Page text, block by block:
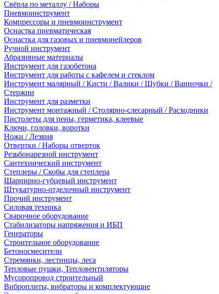
Свёрла по металлу / Наборы
Пневмоинструмент
Компрессоры и пневмоинструмент
Оснастка пневматическая
Оснастка для газовых и пневмонейлеров
Ручной инструмент
Абразивные материалы
Инструмент для газобетона
Инструмент для работы с кафелем и стеклом
Инструмент малярный / Кисти / Валики / Шубки / Ванночки /
Стержни
Инструмент для разметки
Инструмент монтажный / Столярно-слесарный / Расходники
Пистолеты для пены, герметика, клеевые
Ключи, головки, воротки
Ножи / Лезвия
Отвертки / Наборы отверток
Резьбонарезной инструмент
Сантехнический инструмент
Степлеры / Скобы для степлера
Шарнирно-губцевый инструмент
Штукатурно-отделочный инструмент
Прочий инструмент
Силовая техника
Сварочное оборудование
Стабилизаторы напряжения и ИБП
Генераторы
Строительное оборудование
Бетоносмесители
Стремянки, лестницы, леса
Тепловые пушки, Тепловентиляторы
Мусоропровод строительный
Виброплиты, вибраторы и комплектующие